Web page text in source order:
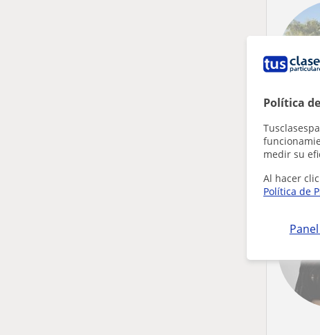
Política
medir su
Al hacer
Política de